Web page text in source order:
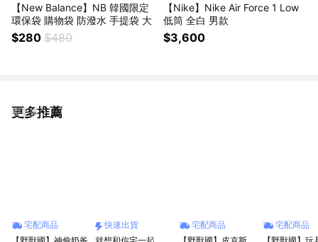
【New Balance】NB 韓國限定
環保袋 購物袋 防潑水 手提袋 大
$280 $480
【Nike】Nike Air Force 1 Low
低筒 全白 男款
$3,600
更多推薦
看更多
宅配商品
快速出貨
宅配商品
宅配商品